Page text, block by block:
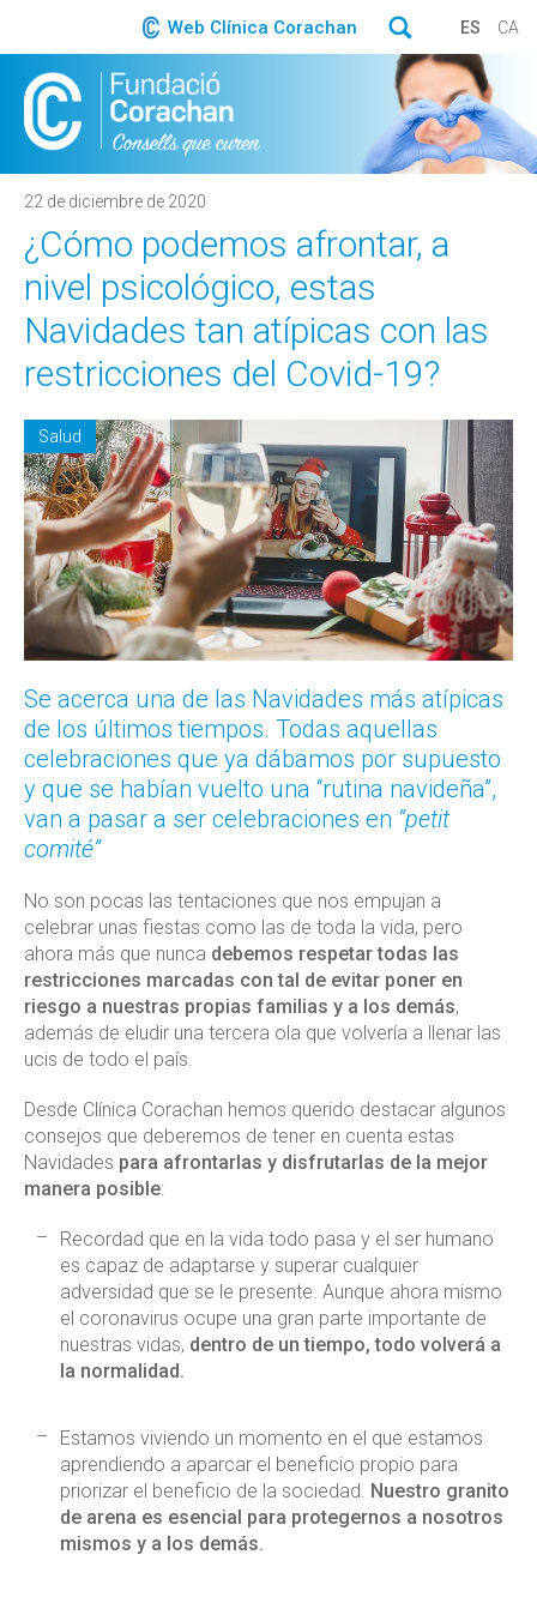
Web Clínica Corachan ES CA
22 de diciembre de 2020
¿Cómo podemos afrontar, a
nivel psicológico, estas
Navidades tan atípicas con las
restricciones del Covid-19?
Salud
Se acerca una de las Navidades más atípicas
de los últimos tiempos. Todas aquellas
celebraciones que ya dábamos por supuesto
y que se habían vuelto una “rutina navideña”,
van a pasar a ser celebraciones en “petit
comité”
No son pocas las tentaciones que nos empujan a
celebrar unas fiestas como las de toda la vida, pero
ahora más que nunca debemos respetar todas las
restricciones marcadas con tal de evitar poner en
riesgo a nuestras propias familias y a los demás,
además de eludir una tercera ola que volvería a llenar las
ucis de todo el país.
Desde Clínica Corachan hemos querido destacar algunos
consejos que deberemos de tener en cuenta estas
Navidades para afrontarlas y disfrutarlas de la mejor
manera posible:
Recordad que en la vida todo pasa y el ser humano
es capaz de adaptarse y superar cualquier
adversidad que se le presente. Aunque ahora mismo
el coronavirus ocupe una gran parte importante de
nuestras vidas, dentro de un tiempo, todo volverá a
la normalidad.
Estamos viviendo un momento en el que estamos
aprendiendo a aparcar el beneficio propio para
priorizar el beneficio de la sociedad. Nuestro granito
de arena es esencial para protegernos a nosotros
mismos y a los demás.